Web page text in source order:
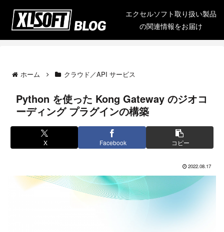
エクセルソフト取り扱い製品
の関連情報をお届け
ホーム クラウド／API サービス
Python を使った Kong Gateway のジオコ
ーディング プラグインの構築
X Facebook コピー
2022.08.17